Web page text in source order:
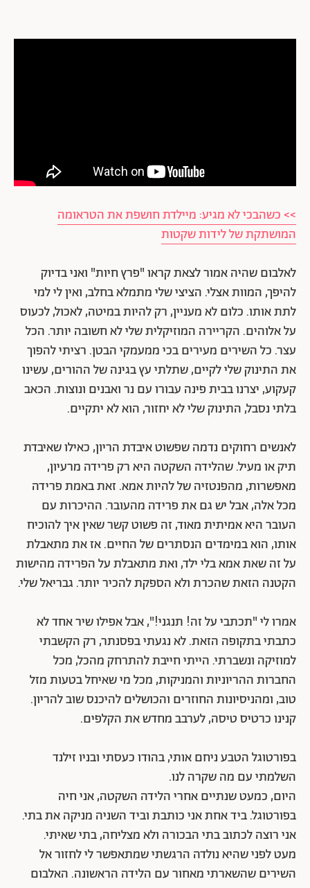
>> כשהבכי לא מגיע: מיילדת חושפת את הטראומה
המושתקת של לידות שקטות
לאלבום שהיה אמור לצאת קראו "פרץ חיות" ואני בדיוק
להיפך, המוות אצלי. הציצי שלי מתמלא בחלב, ואין לי למי
לתת אותו. כלום לא מעניין, רק להיות במיטה, לאכול, לכעוס
על אלוהים. הקריירה המוזיקלית שלי לא חשובה יותר. הכל
עצר. כל השירים מעירים בכי ממעמקי הבטן. רציתי להפוך
את התינוק שלי לקיים, שתלתי עץ בגינה של ההורים, עשינו
קעקוע, יצרנו בבית פינה עבורו עם נר ואבנים ונוצות. הכאב
בלתי נסבל, התינוק שלי לא יחזור, הוא לא יתקיים.
לאנשים רחוקים נדמה שפשוט איבדת הריון, כאילו שאיבדת
תיק או מעיל. שהלידה השקטה היא רק פרידה מרעיון,
מאפשרות, מהפנטזיה של להיות אמא. זאת באמת פרידה
מכל אלה, אבל יש גם את פרידה מהעובר. ההיכרות עם
העובר היא אמיתית מאוד, זה פשוט קשר שאין איך להוכיח
אותו, הוא במימדים הנסתרים של החיים. אז את מתאבלת
על זה שאת אמא בלי ילד, ואת מתאבלת על הפרידה מהישות
הקטנה הזאת שהכרת ולא הספקת להכיר יותר. גבריאל שלי.
אמרו לי "תכתבי על זה! תנגני!", אבל אפילו שיר אחד לא
כתבתי בתקופה הזאת. לא נגעתי בפסנתר, רק הקשבתי
למוזיקה ונשברתי. הייתי חייבת להתרחק מהכל, מכל
החברות ההריוניות והמניקות, מכל מי שאיחל בטעות מזל
טוב, ומהניסיונות החוזרים והכושלים להיכנס שוב להריון.
קנינו כרטיס טיסה, לערבב מחדש את הקלפים.
בפורטוגל הטבע ניחם אותי, בהודו כעסתי ובניו זילנד
השלמתי עם מה שקרה לנו.
היום, כמעט שנתיים אחרי הלידה השקטה, אני חיה
בפורטוגל. ביד אחת אני כותבת וביד השניה מניקה את בתי.
אני רוצה לכתוב בתי הבכורה ולא מצליחה, בתי שאיתי.
מעט לפני שהיא נולדה הרגשתי שמתאפשר לי לחזור אל
השירים שהשארתי מאחור עם הלידה הראשונה. האלבום